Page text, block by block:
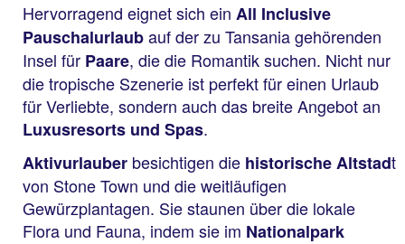
Hervorragend eignet sich ein All Inclusive
Pauschalurlaubauf der zu Tansania gehörenden
Insel für Paare, die die Romantik suchen. Nicht nur
die tropische Szenerie ist perfekt für einen Urlaub
für Verliebte, sondern auch das breite Angebot an
Luxusresorts und Spas.
Aktivurlauber besichtigen die historische Altstadt
von Stone Town und die weitläufigen
Gewürzplantagen. Sie staunen über die lokale
Flora und Fauna, indem sie im Nationalpark